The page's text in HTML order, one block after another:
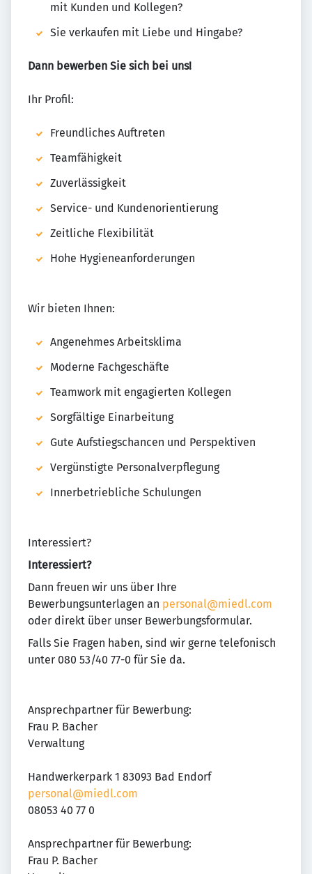
mit Kunden und Kollegen?
Sie verkaufen mit Liebe und Hingabe?
Dann bewerben Sie sich bei uns!
Ihr Profil:
Freundliches Auftreten
Teamfähigkeit
Zuverlässigkeit
Service- und Kundenorientierung
Zeitliche Flexibilität
Hohe Hygieneanforderungen
Wir bieten Ihnen:
Angenehmes Arbeitsklima
Moderne Fachgeschäfte
Teamwork mit engagierten Kollegen
Sorgfältige Einarbeitung
Gute Aufstiegschancen und Perspektiven
Vergünstigte Personalverpflegung
Innerbetriebliche Schulungen
Interessiert?
Interessiert?
Dann freuen wir uns über Ihre
Bewerbungsunterlagen an personal@miedl.com
oder direkt über unser Bewerbungsformular.
Falls Sie Fragen haben, sind wir gerne telefonisch
unter 080 53/40 77-0 für Sie da.
Ansprechpartner für Bewerbung:
Frau P. Bacher
Verwaltung
Handwerkerpark 1 83093 Bad Endorf
personal@miedl.com
08053 40 77 0
Ansprechpartner für Bewerbung:
Frau P. Bacher